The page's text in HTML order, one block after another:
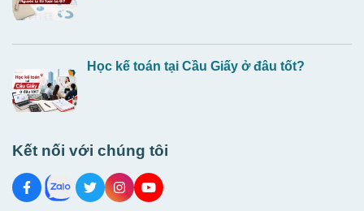
Học kế toán tại Cầu Giấy ở đâu tốt?
Kết nối với chúng tôi